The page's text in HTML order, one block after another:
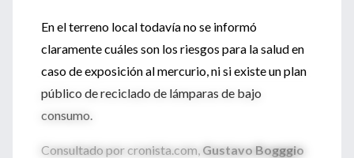
En el terreno local todavía no se informó
claramente cuáles son los riesgos para la salud en
caso de exposición al mercurio, ni si existe un plan
público de reciclado de lámparas de bajo
consumo.
Consultado por cronista.com, Gustavo Bogggio